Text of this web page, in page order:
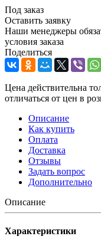
Под заказ
Оставить заявку
Наши менеджеры
условия заказа
Поделиться
Цена действительна
отличаться от цен в
Описание
Как купить
Оплата
Доставка
Отзывы
Задать вопрос
Дополнительно
Описание
Характеристики